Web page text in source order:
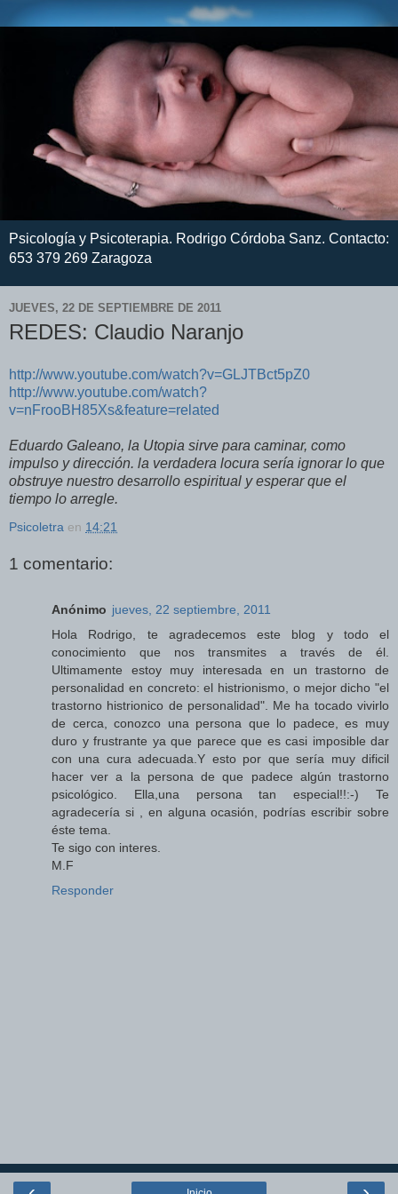
Psicología y Psicoterapia. Rodrigo Córdoba Sanz. Contacto:
653 379 269 Zaragoza
JUEVES, 22 DE SEPTIEMBRE DE 2011
REDES: Claudio Naranjo
http://www.youtube.com/watch?v=GLJTBct5pZ0
http://www.youtube.com/watch?
v=nFrooBH85Xs&feature=related
Eduardo Galeano, la Utopia sirve para caminar, como
impulso y dirección. la verdadera locura sería ignorar lo que
obstruye nuestro desarrollo espiritual y esperar que el
tiempo lo arregle.
Psicoletra en 14:21
1 comentario:
Anónimo jueves, 22 septiembre, 2011
Hola Rodrigo, te agradecemos este blog y todo el
conocimiento que nos transmites a través de él.
Ultimamente estoy muy interesada en un trastorno de
personalidad en concreto: el histrionismo, o mejor dicho "el
trastorno histrionico de personalidad". Me ha tocado vivirlo
de cerca, conozco una persona que lo padece, es muy
duro y frustrante ya que parece que es casi imposible dar
con una cura adecuada.Y esto por que sería muy dificil
hacer ver a la persona de que padece algún trastorno
psicológico. Ella,una persona tan especial!!:-) Te
agradecería si , en alguna ocasión, podrías escribir sobre
éste tema.
Te sigo con interes.
M.F
Responder